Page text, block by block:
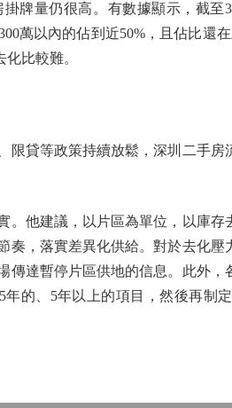
量仍很高。有數據顯示，截至3
萬以內的佔到近50%，且佔比還
比較難。
貸等政策持續放鬆，深圳二手房
他建議，以片區為單位，以庫存
奏，落實差異化供給。對於去化
傳達暫停片區供地的信息。此外
的、5年以上的項目，然後再制